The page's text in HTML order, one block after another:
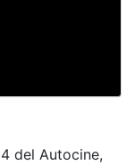
del Autocine,